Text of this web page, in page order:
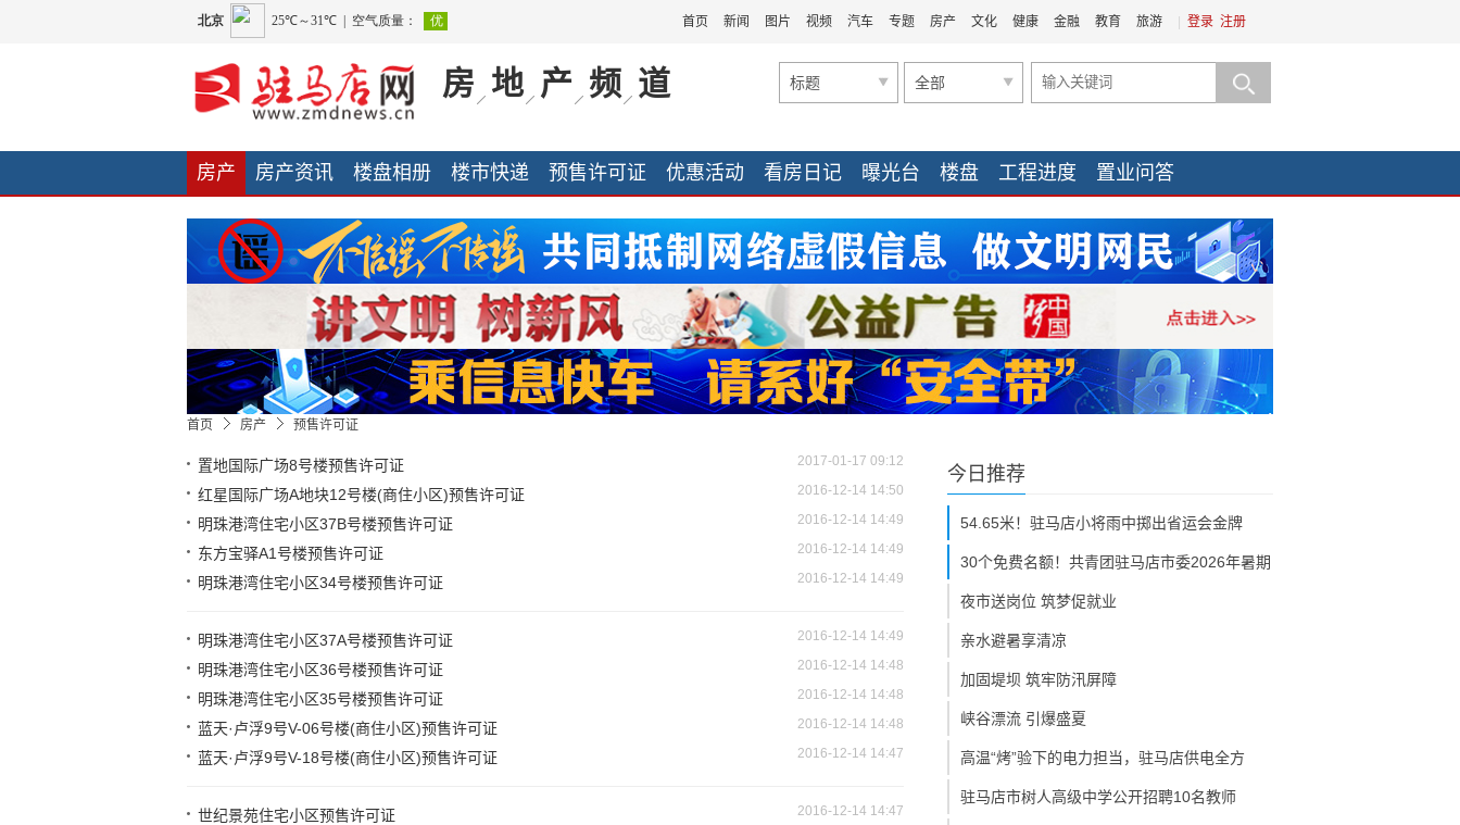
登录 注册
首页 新闻 图片 视频 汽车 专题 房产 文化 健康 金融 教育 旅游
房 地 产 频 道 标题 全部
房产 房产资讯 楼盘相册 楼市快递 预售许可证 优惠活动 看房日记 曝光台 楼盘 工程进度
置业问答
装修案例
装修指南 装修日记 家装公司 家装快讯 家装快讯 团购促销
首页 房产 预售许可证
置地国际广场8号楼预售许可证 2017-01-17 09:12
红星国际广场A地块12号楼(商住小区)预售许可证 2016-12-14 14:50
明珠港湾住宅小区37B号楼预售许可证 2016-12-14 14:49
东方宝驿A1号楼预售许可证 2016-12-14 14:49
明珠港湾住宅小区34号楼预售许可证 2016-12-14 14:49
明珠港湾住宅小区37A号楼预售许可证 2016-12-14 14:49
明珠港湾住宅小区36号楼预售许可证 2016-12-14 14:48
明珠港湾住宅小区35号楼预售许可证 2016-12-14 14:48
蓝天·卢浮9号V-06号楼(商住小区)预售许可证 2016-12-14 14:48
蓝天·卢浮9号V-18号楼(商住小区)预售许可证 2016-12-14 14:47
世纪景苑住宅小区预售许可证 2016-12-14 14:47
今日推荐
54.65米！驻马店小将雨中掷出省运会金牌
30个免费名额！共青团驻马店市委2026年暑期
夜市送岗位 筑梦促就业
亲水避暑享清凉
加固堤坝 筑牢防汛屏障
峡谷漂流 引爆盛夏
高温“烤”验下的电力担当，驻马店供电全方
驻马店市树人高级中学公开招聘10名教师